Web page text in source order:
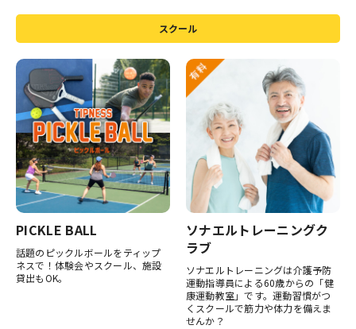
スクール
PICKLE BALL
話題のピックルボールをティップ
ネスで！体験会やスクール、施設
貸出もOK。
ソナエルトレーニングク
ラブ
ソナエルトレーニングは介護予防
運動指導員による60歳からの「健
康運動教室」です。運動習慣がつ
くスクールで筋力や体力を備えま
せんか？